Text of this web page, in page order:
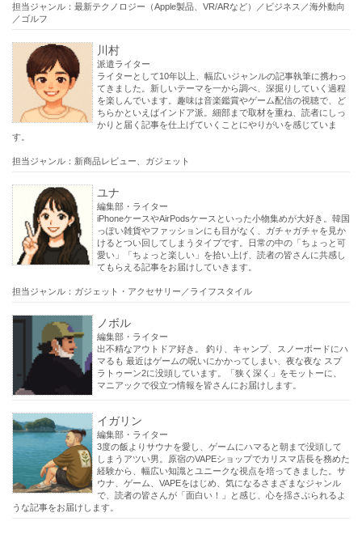
担当ジャンル：最新テクノロジー（Apple製品、VR/ARなど）／ビジネス／海外動向
／ゴルフ
川村
派遣ライター
ライターとして10年以上、幅広いジャンルの記事執筆に携わっ
てきました。新しいテーマを一から調べ、深掘りしていく過程
を楽しんでいます。趣味は音楽鑑賞やゲーム配信の視聴で、ど
ちらかといえばインドア派。細部まで取材を重ね、読者にしっ
かりと届く記事を仕上げていくことにやりがいを感じていま
す。
担当ジャンル：新商品レビュー、ガジェット
ユナ
編集部・ライター
iPhoneケースやAirPodsケースといった小物集めが大好き。韓国
っぽい雑貨やファッションにも目がなく、ガチャガチャを見か
けるとつい回してしまうタイプです。日常の中の「ちょっと可
愛い」「ちょっと楽しい」を拾い上げ、読者の皆さんに共感し
てもらえる記事をお届けしていきます。
担当ジャンル：ガジェット・アクセサリー／ライフスタイル
ノボル
編集部・ライター
出不精なアウトドア好き。 釣り、キャンプ、スノーボードにハ
マるも 最近はゲームの呪いにかかってしまい、夜な夜な スプ
ラトゥーン2に没頭しています。「狭く深く」をモットーに、
マニアックで役立つ情報を皆さんにお届けします。
イガリン
編集部・ライター
3度の飯よりサウナを愛し、ゲームにハマると朝まで没頭して
しまうアツい男。原宿のVAPEショップでカリスマ店長を務めた
経験から、幅広い知識とユニークな視点を培ってきました。サ
ウナ、ゲーム、VAPEをはじめ、気になるさまざまなジャンル
で、読者の皆さんが「面白い！」と感じ、心を揺さぶられるよ
うな記事をお届けします。